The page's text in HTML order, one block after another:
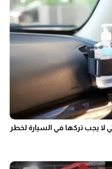
لا يجب تركها في السيارة لخطر